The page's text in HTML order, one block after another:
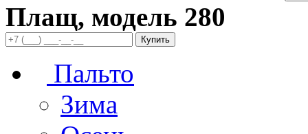
Плащ, модель 280
Пальто
Зима